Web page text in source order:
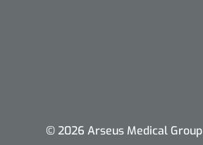
© 2026 Arseus Medical Group